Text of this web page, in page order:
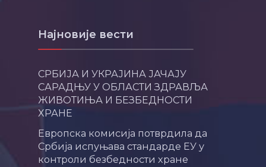
Најновије вести
СРБИЈА И УКРАЈИНА ЈАЧАЈУ
САРАДЊУ У ОБЛАСТИ ЗДРАВЉА
ЖИВОТИЊА И БЕЗБЕДНОСТИ
ХРАНЕ
Европска комисија потврдила да
Србија испуњава стандарде ЕУ у
контроли безбедности хране